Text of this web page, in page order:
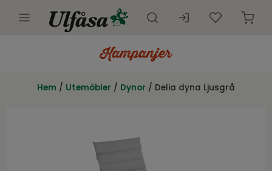
Innemöbler
Hem / Utemöbler / Dynor / Delia dyna Ljusgrå